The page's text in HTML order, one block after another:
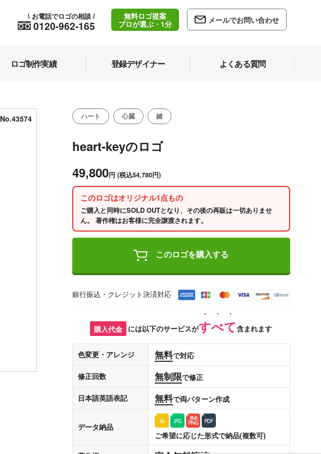
0120-962-165
\ お電話でロゴの相談 /
無料ロゴ提案
プロが選ぶ・1分
メールでお問い合わせ
ロゴ制作実績 登録デザイナー よくある質問
No.43574 ハート 心臓 鍵
heart-keyのロゴ
49,800円 (税込54,780円)
このロゴはオリジナル1点もの
ご購入と同時にSOLD OUTとなり、その後の再販は一切ありませ
ん。 著作権はお客様に完全譲渡されます。
このロゴを購入する
銀行振込・クレジット決済対応
購入代金 には以下のサービスがすべて含まれます
色変更・アレンジ 無料で対応
修正回数 無制限で修正
日本語英語表記 無料で両パターン作成
データ納品
ご希望に応じた形式で納品(複数可)